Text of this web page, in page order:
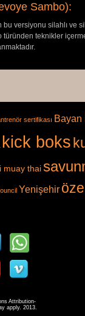
Sambo):
versiyonu silahlı ve
türünden teknikler
sertifikası Bayan
kick boks
muay thai
Yenişehir
Attribution-
apply. 2013.